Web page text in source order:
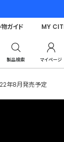
製品検索 マイページ
ガイド MY
年8月発売予定